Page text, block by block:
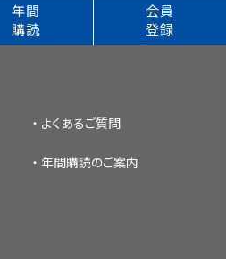
年間
購読
会員
登録
よくあるご質問
年間購読のご案内